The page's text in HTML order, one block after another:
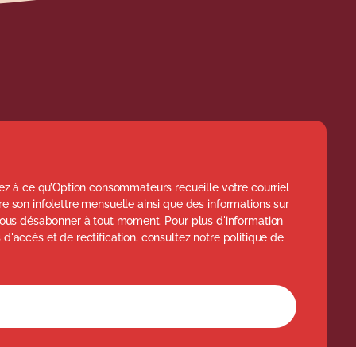
à ce qu’Option consommateurs recueille votre courriel
son infolettre mensuelle ainsi que des informations sur
désabonner à tout moment. Pour plus d'information
et de rectification, consultez notre politique de